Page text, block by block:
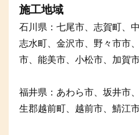
施工地域
石川県：七尾市、志賀町、
志水町、金沢市、野々市市
市、能美市、小松市、加賀
福井県：あわら市、坂井市
生郡越前町、越前市、鯖江